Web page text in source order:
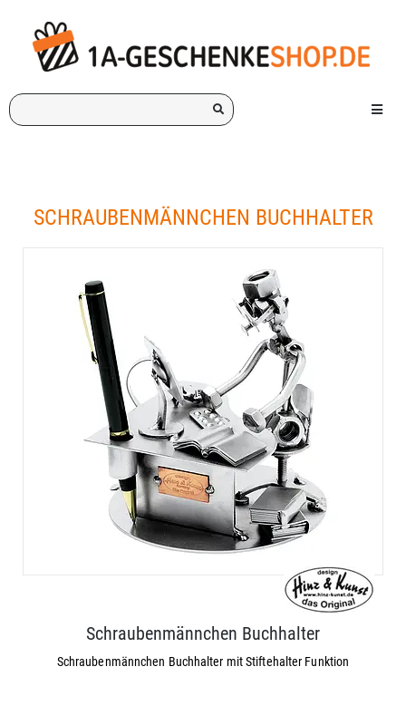
Ich
suche
Menü
SCHRAUBENMÄNNCHEN BUCHHALTER
Schraubenmännchen Buchhalter
Schraubenmännchen Buchhalter mit Stiftehalter Funktion